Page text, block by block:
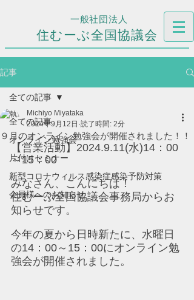
住むーぶ全国協議会
一般社団法人
記事
全ての記事
オンライン勉強会
片付けセミナー
新型コロナウィルス感染症感染予防対策
会員様へのお知らせ
全ての記事
９月のオンライン勉強会が開催されました！！
Michiyo Miyataka
2024年9月12日 読了時間: 2分
【営業活動】2024.9.11(水)14：00
～15：00
みなさん、こんにちは！
住むーぶ全国協議会事務局からお
知らせです。
今年の夏から日時新たに、水曜日
の14：00～15：00にオンライン勉
強会が開催されました。